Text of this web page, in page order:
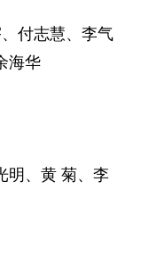
、 付志慧、 李气
海华
明 、 黄 菊、 李